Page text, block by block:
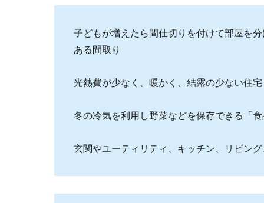
子どもが増えたら間仕切りを付けて部屋を
ある間取り
光熱費が少なく、暖かく、結露の少ない住宅
冬の冷気を利用し野菜などを保存できる「
玄関やユーティリティ、キッチン、リビン